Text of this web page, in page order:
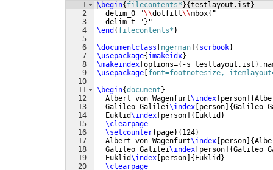
1
2
3
4
5
6
7
8
9
10
11
12
13
14
15
16
17
18
19
20
\begin{ filecontents* }{testlayout.ist }
  delim_0 "
\\dotfill\\mbox{ "
  delim_t "
} "
\end { filecontents* }
\documentclass
ngerman { scrbook}
\usepackage{ imakeidx}
\makeindex options={ -s testlayout.ist }
\usepackage font=footnotesize,
\begin{document }
  Albert von Wagenfurt
\index person {
  Galileo Galilei
\index person {Galileo
  Euklid
\index person { Euklid }
\clearpage
\setcounter{ page}{ 124}
  Albert von Wagenfurt
\index person {
  Galileo Galilei
\index person {Galileo
  Euklid
\index person { Euklid }
\clearpage